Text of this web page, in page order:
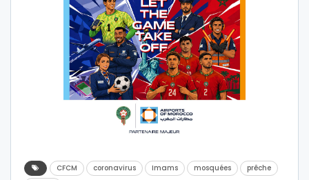
CFCM coronavirus Imams mosquées
prêche